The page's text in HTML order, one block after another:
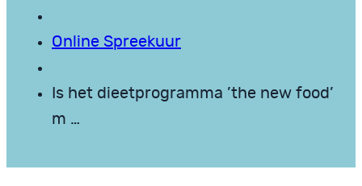
Online Spreekuur
Is het dieetprogramma ’the new food’
m …